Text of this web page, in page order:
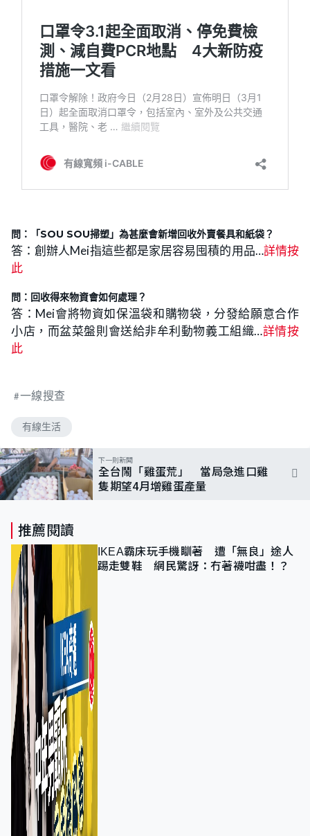
問：「SOU SOU掃塑」為甚麼會新增回收外賣餐具和紙袋？
答：創辦人Mei指這些都是家居容易囤積的用品…詳情按
此
問：回收得來物資會如何處理？
答：Mei會將物資如保溫袋和購物袋，分發給願意合作
小店，而盆菜盤則會送給非牟利動物義工組織…詳情按
此
一線搜查
有線生活
下一則新聞
全台鬧「雞蛋荒」 當局急進口雞
隻期望4月增雞蛋產量
推薦閱讀
IKEA霸床玩手機瞓著 遭「無良」途人
踢走雙鞋 網民驚訝：冇著襪咁盡！？